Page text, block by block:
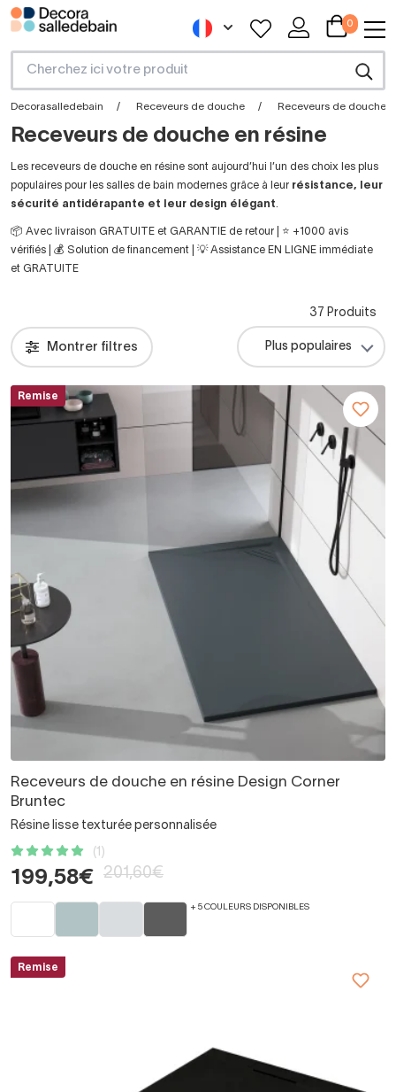
0
Decorasalledebain Receveurs de douche Receveurs de douche
Receveurs de douche en résine
Les receveurs de douche en résine sont aujourd’hui l’un des choix les plus
populaires pour les salles de bain modernes grâce à leur résistance, leur
sécurité antidérapante et leur design élégant.
📦 Avec livraison GRATUITE et GARANTIE de retour | ⭐ +1000 avis
vérifiés | 💰 Solution de financement | 💡 Assistance EN LIGNE immédiate
et GRATUITE
Montrer filtres
37 Produits
Remise
Receveurs de douche en résine Design Corner
Bruntec
Résine lisse texturée personnalisée
(1)
199,58€ 201,60€
+ 5 COULEURS DISPONIBLES
Remise